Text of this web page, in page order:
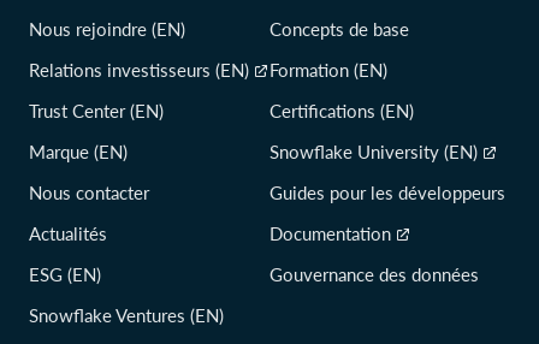
Nous rejoindre (EN)
Relations investisseurs (EN)
Trust Center (EN)
Marque (EN)
Nous contacter
Actualités
ESG (EN)
Snowflake Ventures (EN)
Concepts de base
Formation (EN)
Certifications (EN)
Snowflake University (EN)
Guides pour les développeurs
Documentation
Gouvernance des données